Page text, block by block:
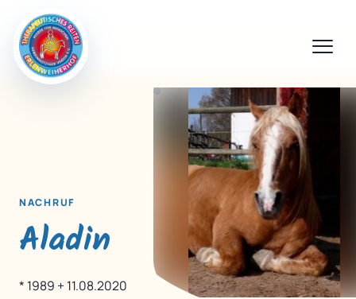
NACHRUF
Aladin
* 1989 + 11.08.2020